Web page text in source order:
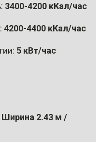
3400-4200 кКал/час
4200-4400 кКал/час
5 кВт/час
2.43 м /